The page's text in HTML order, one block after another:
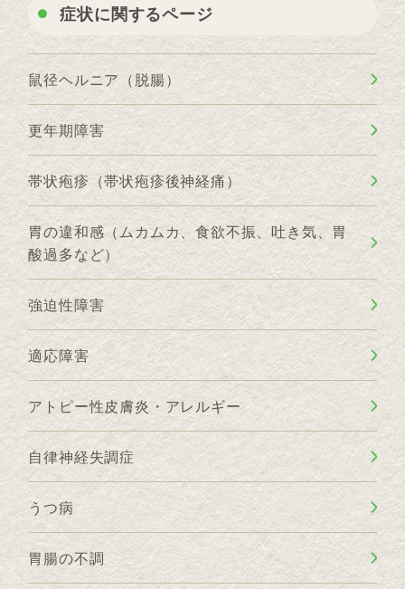
症状に関するページ
鼠径ヘルニア（脱腸）
更年期障害
帯状疱疹（帯状疱疹後神経痛）
胃の違和感（ムカムカ、食欲不振、吐き気、胃
酸過多など）
強迫性障害
適応障害
アトピー性皮膚炎・アレルギー
自律神経失調症
うつ病
胃腸の不調